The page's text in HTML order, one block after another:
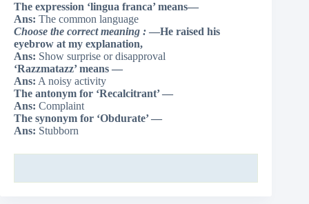
The expression ‘lingua franca’ means—
Ans: The common language
Choose the correct meaning : —He raised his
eyebrow at my explanation,
Ans: Show surprise or disapproval
‘Razzmatazz’ means —
Ans: A noisy activity
The antonym for ‘Recalcitrant’ —
Ans: Complaint
The synonym for ‘Obdurate’ —
Ans: Stubborn